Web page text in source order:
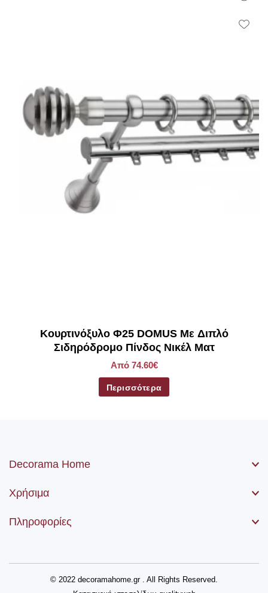
Kουρτινόξυλο Φ25 DOMUS Με Διπλό
Σιδηρόδρομο Πίνδος Νικέλ Ματ
Από 74.60€
Περισσότερα
Decorama Home
Χρήσιμα
Πληροφορίες
© 2022 decoramahome.gr . All Rights Reserved.